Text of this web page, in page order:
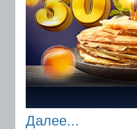
Далее...